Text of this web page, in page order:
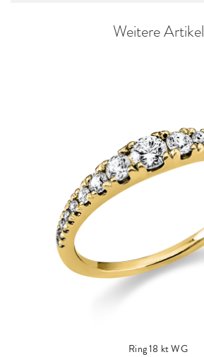
Weitere Artikel
Ring 18 kt WG